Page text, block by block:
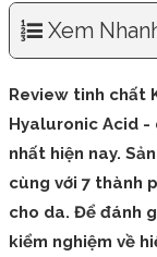
Xem
Review tinh chất
Hyaluronic Acid -
nhất hiện nay.
cùng với 7 thành
cho da. Để đánh
kiểm nghiệm về